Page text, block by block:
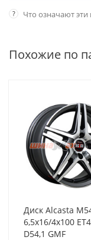
? Что означают
Похожие по
Диск Alcasta
6,5x16/4x100
D54,1 GMF